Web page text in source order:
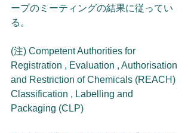
ープのミーティングの結果に従ってい
る。
(注) Competent Authorities for
Registration , Evaluation , Authorisation
and Restriction of Chemicals (REACH)
Classification , Labelling and
Packaging (CLP)